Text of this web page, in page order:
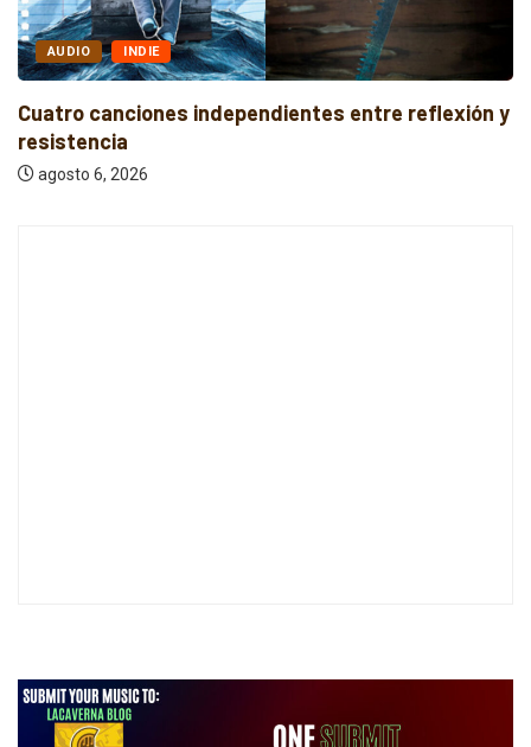
AUDIO INDIE
Cuatro canciones independientes entre reflexión y
resistencia
agosto 6, 2026